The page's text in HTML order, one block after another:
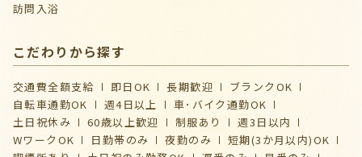
訪問入浴
こだわりから探す
交通費全額支給 即日OK 長期歓迎
ブランクOK
自転車通勤OK
週4日以上
車･バイク通勤OK
土日祝休み
60歳以上歓迎 制服あり
週3日以内
WワークOK
日勤帯のみ 夜勤のみ
短期(3か月以内)OK